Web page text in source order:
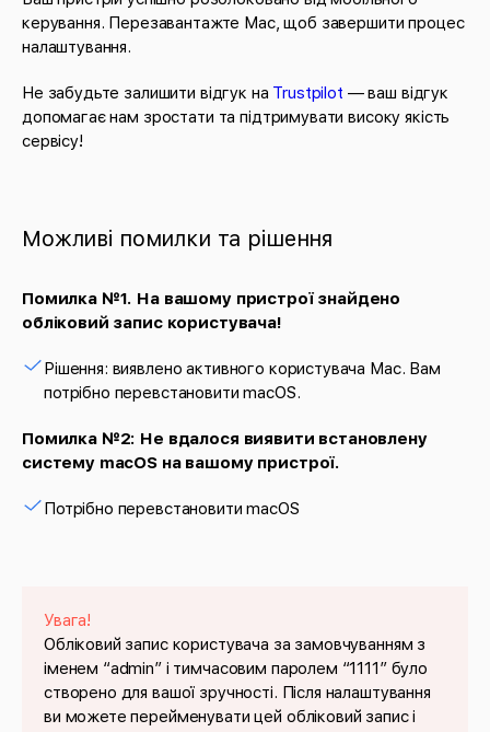
керування. Перезавантажте Mac, щоб завершити процес
налаштування.
Не забудьте залишити відгук на Trustpilot — ваш відгук
допомагає нам зростати та підтримувати високу якість
сервісу!
Можливі помилки та рішення
Помилка №1. На вашому пристрої знайдено
обліковий запис користувача!
Рішення: виявлено активного користувача Mac. Вам
потрібно перевстановити macOS.
Помилка №2: Не вдалося виявити встановлену
систему macOS на вашому пристрої.
Потрібно перевстановити macOS
Увага!
Обліковий запис користувача за замовчуванням з
іменем “admin” і тимчасовим паролем “1111” було
створено для вашої зручності. Після налаштування
ви можете перейменувати цей обліковий запис і